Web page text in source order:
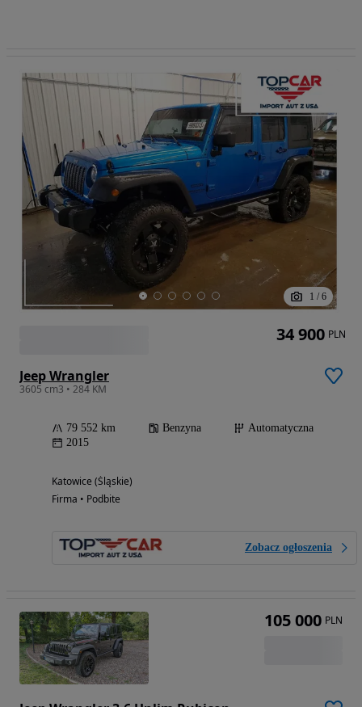
1 / 6
Jeep Wrangler
3605 cm3 • 284 KM
79 552 km Benzyna
Automatyczna
2015
Katowice (Śląskie)
Firma • Podbite
Zobacz ogłoszenia
34 900 PLN
105 000 PLN